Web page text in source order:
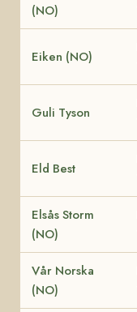
(NO)
Eiken (NO)
Guli Tyson
Eld Best
Elsås Storm
(NO)
Vår Norska
(NO)